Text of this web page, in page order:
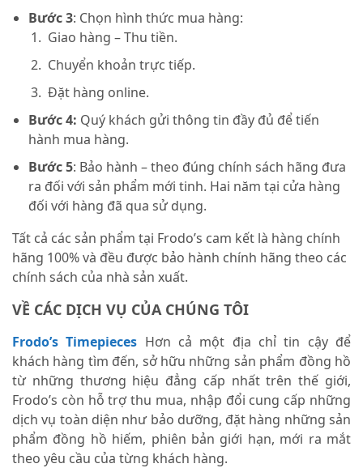
Bước 3: Chọn hình thức mua hàng:
Giao hàng – Thu tiền.
Chuyển khoản trực tiếp.
Đặt hàng online.
Bước 4: Quý khách gửi thông tin đầy đủ để tiến
hành mua hàng.
Bước 5: Bảo hành – theo đúng chính sách hãng đưa
ra đối với sản phẩm mới tinh. Hai năm tại cửa hàng
đối với hàng đã qua sử dụng.
Tất cả các sản phẩm tại Frodo’s cam kết là hàng chính
hãng 100% và đều được bảo hành chính hãng theo các
chính sách của nhà sản xuất.
VỀ CÁC DỊCH VỤ CỦA CHÚNG TÔI
Frodo’s Timepieces Hơn cả một địa chỉ tin cậy để
khách hàng tìm đến, sở hữu những sản phẩm đồng hồ
từ những thương hiệu đẳng cấp nhất trên thế giới,
Frodo’s còn hỗ trợ thu mua, nhập đổi cung cấp những
dịch vụ toàn diện như bảo dưỡng, đặt hàng những sản
phẩm đồng hồ hiếm, phiên bản giới hạn, mới ra mắt
theo yêu cầu của từng khách hàng.